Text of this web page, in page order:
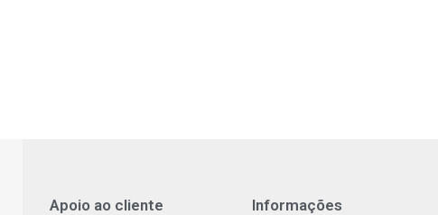
Apoio ao cliente Informações